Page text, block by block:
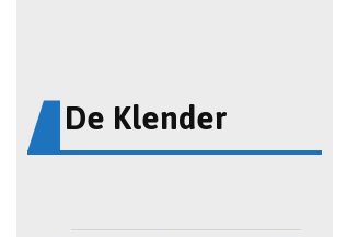
De Klender